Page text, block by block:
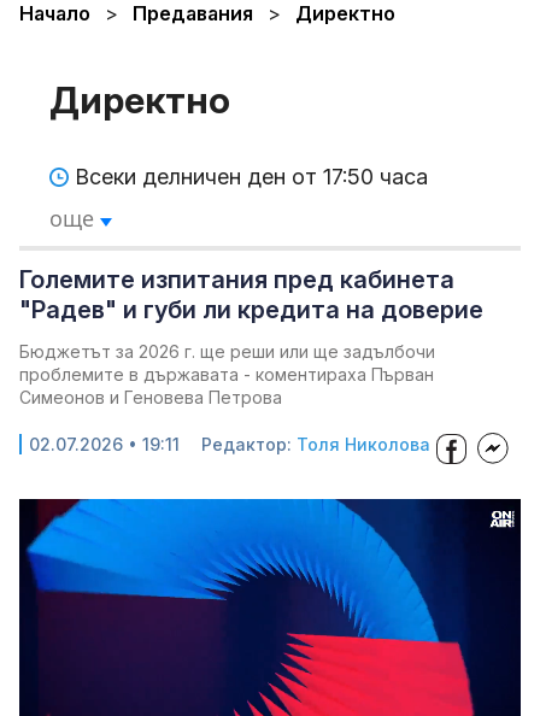
Начало Предавания Директно
Директно
Всеки делничен ден от 17:50 часа
още
Големите изпитания пред кабинета
"Радев" и губи ли кредита на доверие
Бюджетът за 2026 г. ще реши или ще задълбочи
проблемите в държавата - коментираха Първан
Симеонов и Геновева Петрова
02.07.2026 • 19:11 Редактор: Толя Николова